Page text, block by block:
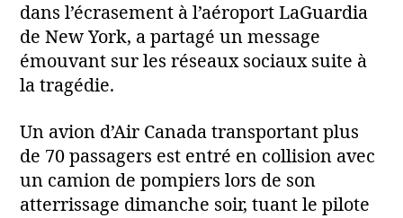
dans l’écrasement à l’aéroport LaGuardia
de New York, a partagé un message
émouvant sur les réseaux sociaux suite à
la tragédie.
Un avion d’Air Canada transportant plus
de 70 passagers est entré en collision avec
un camion de pompiers lors de son
atterrissage dimanche soir, tuant le pilote